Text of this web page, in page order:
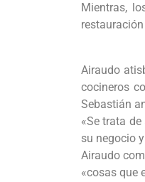
Mientras,
Airaudo
cocineros
Sebastián
«Se trata
su negocio
Airaudo
«cosas que